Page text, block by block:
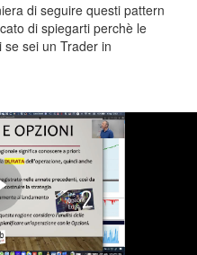
di seguire questi pattern
di spiegarti perchè le
sei un Trader in
IN